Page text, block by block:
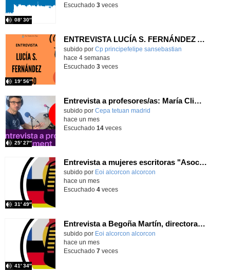
08′ 30″
Escuchado 3veces
ENTREVISTA LUCÍA S. FERNÁNDEZ ALONSO
subido por Cp principefelipe sansebastian
19′ 56″
hace 4 semanas
Escuchado 3veces
Entrevista a profesores/as: María Climent
subido por Cepa tetuan madrid
25′ 27″
hace un mes
Escuchado 14veces
Entrevista a mujeres escritoras "Asociación Cien Miradas", de Alcorcón
subido por Eoi alcorcon alcorcon
31′ 49″
hace un mes
Escuchado 4veces
Entrevista a Begoña Martín, directora de la EOI Alcorcón-Ext. S. Martín
subido por Eoi alcorcon alcorcon
41′ 34″
hace un mes
Escuchado 7veces